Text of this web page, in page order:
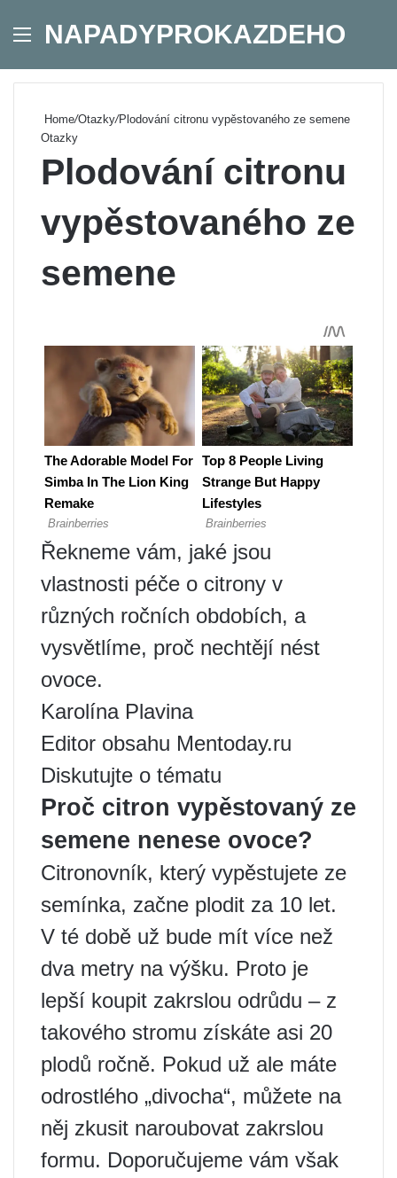
Menu
NAPADYPROKAZDEHO
Home/Otazky/Plodování citronu vypěstovaného ze semene
Otazky
Plodování citronu
vypěstovaného ze
semene
Řekneme vám, jaké jsou
vlastnosti péče o citrony v
různých ročních obdobích, a
vysvětlíme, proč nechtějí nést
ovoce.
Karolína Plavina
Editor obsahu Mentoday.ru
Diskutujte o tématu
Proč citron vypěstovaný ze
semene nenese ovoce?
Citronovník, který vypěstujete ze
semínka, začne plodit za 10 let.
V té době už bude mít více než
dva metry na výšku. Proto je
lepší koupit zakrslou odrůdu – z
takového stromu získáte asi 20
plodů ročně. Pokud už ale máte
odrostlého „divocha“, můžete na
něj zkusit naroubovat zakrslou
formu. Doporučujeme vám však